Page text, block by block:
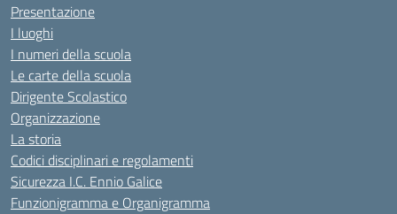
Presentazione
I luoghi
I numeri della scuola
Le carte della scuola
Dirigente Scolastico
Organizzazione
La storia
Codici disciplinari e regolamenti
Sicurezza I.C. Ennio Galice
Funzionigramma e Organigramma